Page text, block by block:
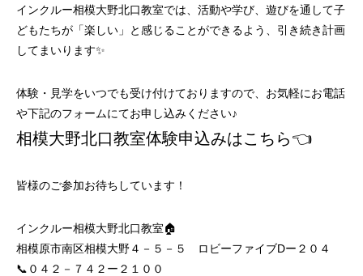
インクルー相模大野北口教室では、活動や学び、遊びを通して子
どもたちが「楽しい」と感じることができるよう、引き続き計画
してまいります✨
体験・見学をいつでも受け付けておりますので、お気軽にお電話
や下記のフォームにてお申し込みください♪
相模大野北口教室体験申込みはこちら👈
皆様のご参加お待ちしています！
インクルー相模大野北口教室🏠
相模原市南区相模大野４－５－５ ロビーファイブDー２０４
📞０４２－７４２ー２１００